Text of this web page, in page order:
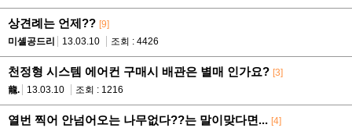
상견례는 언제?? [9]
미셸공드리
13.03.10 조회 : 4426
천정형 시스템 에어컨 구매시 배관은 별매 인가요? [3]
龍.
13.03.10 조회 : 1216
열번 찍어 안넘어오는 나무없다??는 말이맞다면... [4]